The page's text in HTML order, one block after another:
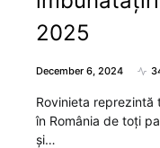
2025
December 6, 2024
Rovinieta
în România de toți
și…